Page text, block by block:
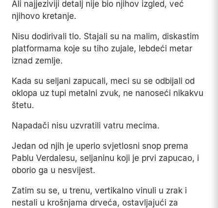
Ali najjeziviji detalj nije bio njihov izgled, već
njihovo kretanje.
Nisu dodirivali tlo. Stajali su na malim, diskastim
platformama koje su tiho zujale, lebdeći metar
iznad zemlje.
Kada su seljani zapucali, meci su se odbijali od
oklopa uz tupi metalni zvuk, ne nanoseći nikakvu
štetu.
Napadači nisu uzvratili vatru mecima.
Jedan od njih je uperio svjetlosni snop prema
Pablu Verdalesu, seljaninu koji je prvi zapucao, i
oborio ga u nesvijest.
Zatim su se, u trenu, vertikalno vinuli u zrak i
nestali u krošnjama drveća, ostavljajući za